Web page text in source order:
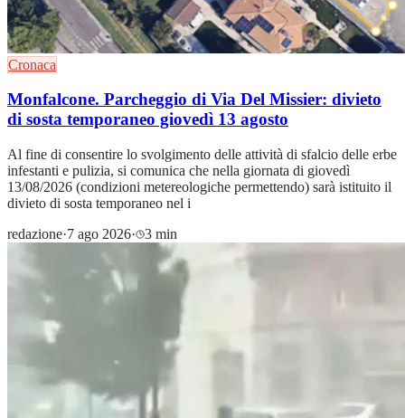
Cronaca
Monfalcone. Parcheggio di Via Del Missier: divieto
di sosta temporaneo giovedì 13 agosto
Al fine di consentire lo svolgimento delle attività di sfalcio delle erbe
infestanti e pulizia, si comunica che nella giornata di giovedì
13/08/2026 (condizioni metereologiche permettendo) sarà istituito il
divieto di sosta temporaneo nel i
redazione·7 ago 2026· 3 min